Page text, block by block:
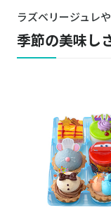
ラズベリージュレ
季節の美味し